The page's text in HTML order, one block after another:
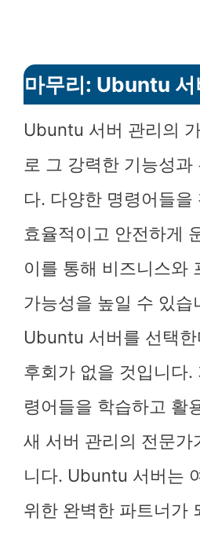
마무리: Ubuntu 서
Ubuntu 서버 관리의
로 그 강력한 기능성과
다. 다양한 명령어들을
효율적이고 안전하게
이를 통해 비즈니스와
가능성을 높일 수 있습
Ubuntu 서버를 선택
후회가 없을 것입니다.
령어들을 학습하고 활
새 서버 관리의 전문가
니다. Ubuntu 서버는
위한 완벽한 파트너가